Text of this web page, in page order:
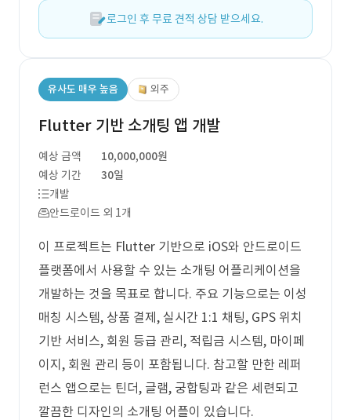
로그인 후 무료 견적 상담 받으세요.
유사도 매우 높음 외주
Flutter 기반 소개팅 앱 개발
예상 금액
10,000,000원
예상 기간
30일
개발
안드로이드 외 1개
이 프로젝트는 Flutter 기반으로 iOS와 안드로이드
플랫폼에서 사용할 수 있는 소개팅 어플리케이션을
개발하는 것을 목표로 합니다. 주요 기능으로는 이성
매칭 시스템, 상품 결제, 실시간 1:1 채팅, GPS 위치
기반 서비스, 회원 등급 관리, 적립금 시스템, 마이페
이지, 회원 관리 등이 포함됩니다. 참고할 만한 레퍼
런스 앱으로는 틴더, 글램, 궁합팅과 같은 세련되고
깔끔한 디자인의 소개팅 어플이 있습니다.